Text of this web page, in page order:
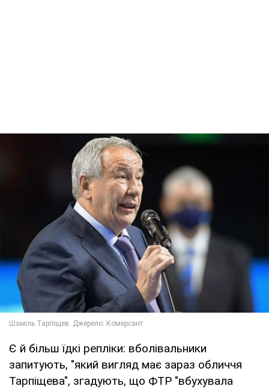
Є й більш їдкі репліки: вболівальники
запитують, "який вигляд має зараз обличчя
Тарпіщева", згадують, що ФТР "вбухувала